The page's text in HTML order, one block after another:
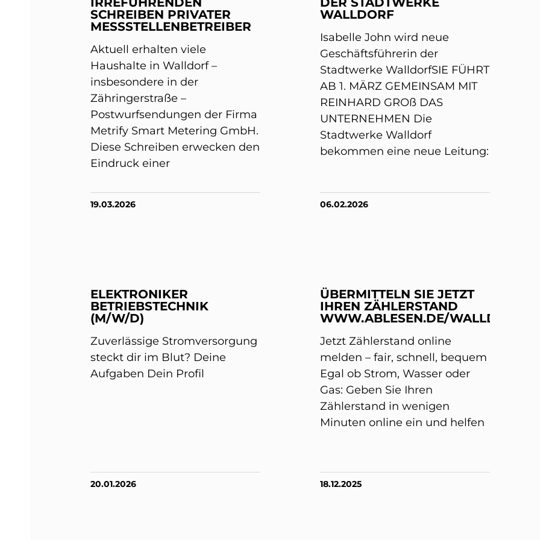
SCHREIBEN PRIVATER
MESSSTELLENBETREIBER
Aktuell erhalten viele
Haushalte in Walldorf –
insbesondere in der
Zähringerstraße –
Postwurfsendungen der Firma
Metrify Smart Metering GmbH.
Diese Schreiben erwecken den
Eindruck einer
19.03.2026
WALLDORF
Isabelle John wird neue
Geschäftsführerin der
Stadtwerke WalldorfSIE FÜHRT
AB 1. MÄRZ GEMEINSAM MIT
REINHARD GROß DAS
UNTERNEHMEN Die
Stadtwerke Walldorf
bekommen eine neue Leitung:
06.02.2026
ELEKTRONIKER
BETRIEBSTECHNIK
(M/W/D)
Zuverlässige Stromversorgung
steckt dir im Blut? Deine
Aufgaben Dein Profil
20.01.2026
ÜBERMITTELN SIE JETZT
IHREN ZÄHLERSTAND
WWW.ABLESEN.DE/WALLDORF/
Jetzt Zählerstand online
melden – fair, schnell, bequem
Egal ob Strom, Wasser oder
Gas: Geben Sie Ihren
Zählerstand in wenigen
Minuten online ein und helfen
18.12.2025